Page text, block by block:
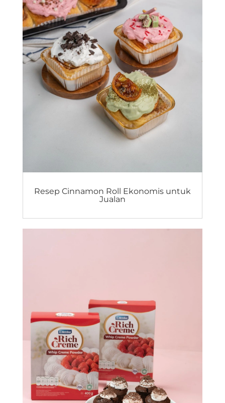
Resep Cinnamon Roll Ekonomis untuk
Jualan